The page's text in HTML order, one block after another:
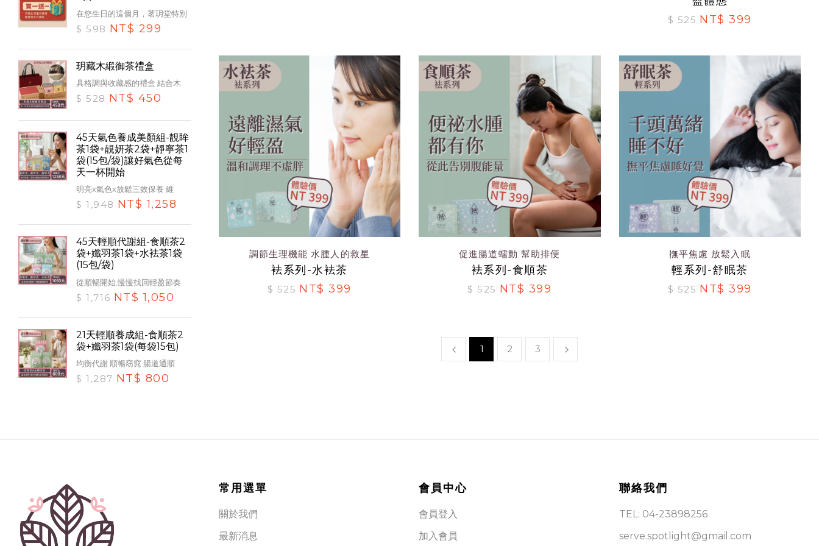
在您生日的這個月，茗玥堂特別
$ 598 NT$ 299
玥藏木緞御茶禮盒
具格調與收藏感的禮盒 結合木
$ 528 NT$ 450
45天氣色養成美顏組-靚眸
茶1袋+靚妍茶2袋+靜寧茶1
袋(15包/袋)讓好氣色從每
天一杯開始
明亮x氣色x放鬆三效保養 維
$ 1,948 NT$ 1,258
45天輕順代謝組-食順茶2
袋+孅羽茶1袋+水袪茶1袋
(15包/袋)
從順暢開始,慢慢找回輕盈節奏
$ 1,716 NT$ 1,050
21天輕順養成組-食順茶2
袋+孅羽茶1袋(每袋15包)
均衡代謝 順暢窈窕 腸道通順
$ 1,287 NT$ 800
$ 525 NT$ 399
調節生理機能 水腫人的救星
袪系列-水袪茶
$ 525 NT$ 399
促進腸道蠕動 幫助排便
袪系列-食順茶
$ 525 NT$ 399
撫平焦慮 放鬆入眠
輕系列-舒眠茶
$ 525 NT$ 399
1 2 3
常用選單
關於我們
最新消息
會員中心
會員登入
加入會員
聯絡我們
TEL: 04-23898256
serve.spotlight@gmail.com